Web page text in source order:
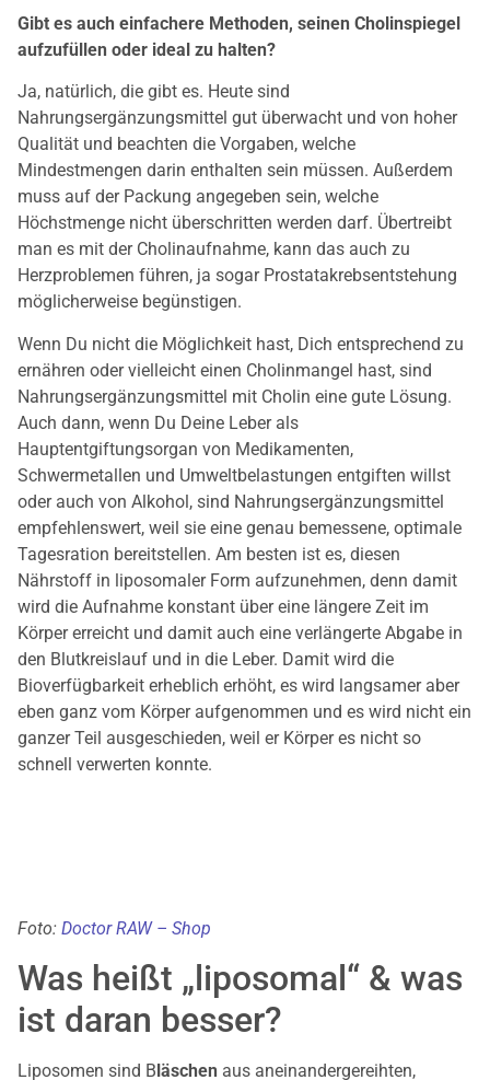
Gibt es auch einfachere Methoden, seinen Cholinspiegel
aufzufüllen oder ideal zu halten?
Ja, natürlich, die gibt es. Heute sind
Nahrungsergänzungsmittel gut überwacht und von hoher
Qualität und beachten die Vorgaben, welche
Mindestmengen darin enthalten sein müssen. Außerdem
muss auf der Packung angegeben sein, welche
Höchstmenge nicht überschritten werden darf. Übertreibt
man es mit der Cholinaufnahme, kann das auch zu
Herzproblemen führen, ja sogar Prostatakrebsentstehung
möglicherweise begünstigen.
Wenn Du nicht die Möglichkeit hast, Dich entsprechend zu
ernähren oder vielleicht einen Cholinmangel hast, sind
Nahrungsergänzungsmittel mit Cholin eine gute Lösung.
Auch dann, wenn Du Deine Leber als
Hauptentgiftungsorgan von Medikamenten,
Schwermetallen und Umweltbelastungen entgiften willst
oder auch von Alkohol, sind Nahrungsergänzungsmittel
empfehlenswert, weil sie eine genau bemessene, optimale
Tagesration bereitstellen. Am besten ist es, diesen
Nährstoff in liposomaler Form aufzunehmen, denn damit
wird die Aufnahme konstant über eine längere Zeit im
Körper erreicht und damit auch eine verlängerte Abgabe in
den Blutkreislauf und in die Leber. Damit wird die
Bioverfügbarkeit erheblich erhöht, es wird langsamer aber
eben ganz vom Körper aufgenommen und es wird nicht ein
ganzer Teil ausgeschieden, weil er Körper es nicht so
schnell verwerten konnte.
Foto: Doctor RAW – Shop
Was heißt „liposomal“ & was
ist daran besser?
Liposomen sind B läschen aus aneinandergereihten,